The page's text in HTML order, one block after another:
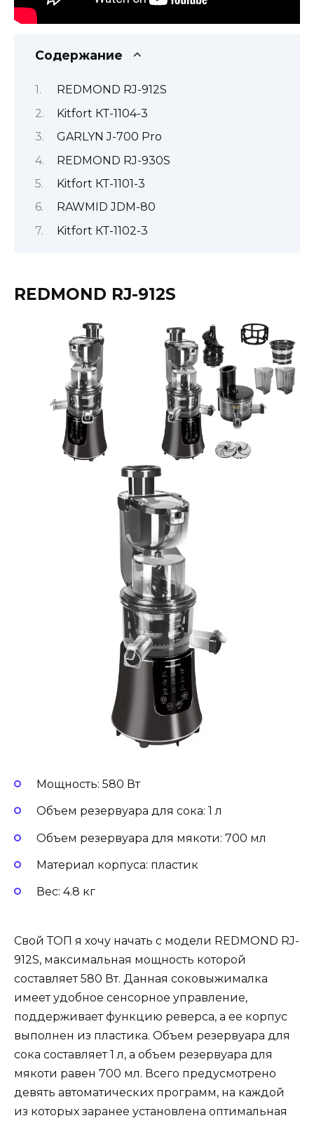
Содержание
REDMOND RJ-912S
Kitfort КТ-1104-3
GARLYN J-700 Pro
REDMOND RJ-930S
Kitfort КТ-1101-3
RAWMID JDM-80
Kitfort КТ-1102-3
REDMOND RJ-912S
Мощность: 580 Вт
Объем резервуара для сока: 1 л
Объем резервуара для мякоти: 700 мл
Материал корпуса: пластик
Вес: 4.8 кг
Свой ТОП я хочу начать с модели REDMOND RJ-
912S, максимальная мощность которой
составляет 580 Вт. Данная соковыжималка
имеет удобное сенсорное управление,
поддерживает функцию реверса, а ее корпус
выполнен из пластика. Объем резервуара для
сока составляет 1 л, а объем резервуара для
мякоти равен 700 мл. Всего предусмотрено
девять автоматических программ, на каждой
из которых заранее установлена оптимальная